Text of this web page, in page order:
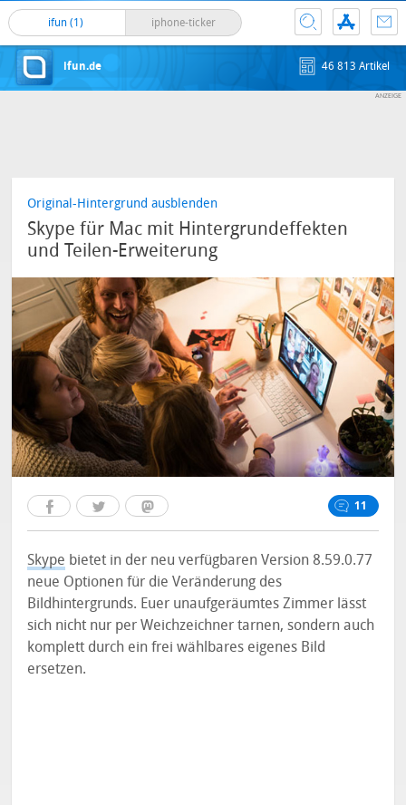
ifun (1) iphone-ticker
ifun.de 46 813 Artikel
Original-Hintergrund ausblenden
Skype für Mac mit Hintergrundeffekten
und Teilen-Erweiterung
11
Skype bietet in der neu verfügbaren Version 8.59.0.77
neue Optionen für die Veränderung des
Bildhintergrunds. Euer unaufgeräumtes Zimmer lässt
sich nicht nur per Weichzeichner tarnen, sondern auch
komplett durch ein frei wählbares eigenes Bild
ersetzen.